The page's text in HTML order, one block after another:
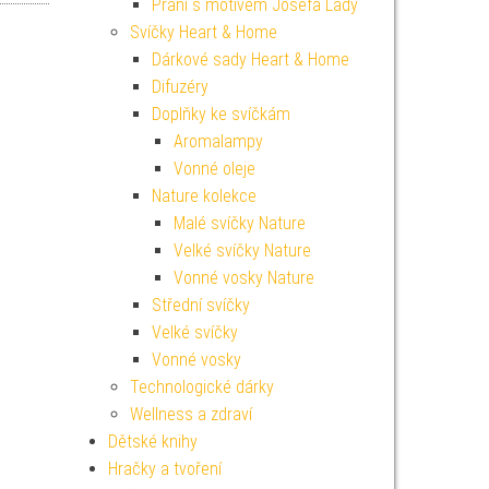
Přání s motivem Josefa Lady
Svíčky Heart & Home
Dárkové sady Heart & Home
Difuzéry
Doplňky ke svíčkám
Aromalampy
Vonné oleje
Nature kolekce
Malé svíčky Nature
Velké svíčky Nature
Vonné vosky Nature
Střední svíčky
Velké svíčky
Vonné vosky
Technologické dárky
Wellness a zdraví
Dětské knihy
Hračky a tvoření